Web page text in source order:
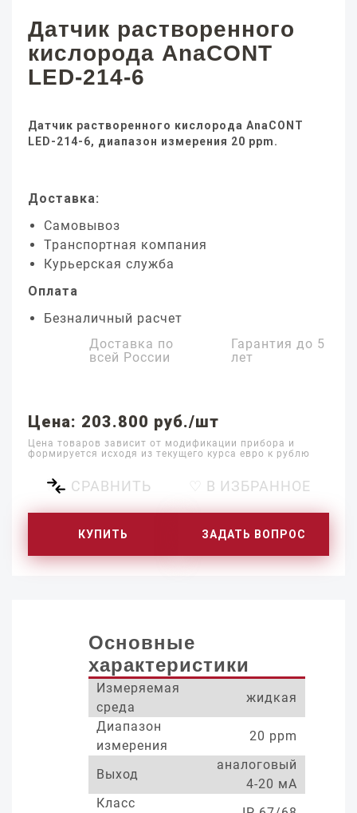
Датчик растворенного
кислорода AnaCONT
LED-214-6
Датчик растворенного кислорода AnaCONT
LED-214-6, диапазон измерения 20 ppm.
Доставка:
Самовывоз
Транспортная компания
Курьерская служба
Оплата
Безналичный расчет
Доставка по
всей России
Гарантия до 5
лет
Цена: 203.800 руб./шт
Цена товаров зависит от модификации прибора и
формируется исходя из текущего курса евро к рублю
СРАВНИТЬ ♡ В ИЗБРАННОЕ
КУПИТЬ ЗАДАТЬ ВОПРОС
Основные
характеристики
Измеряемая
среда
жидкая
Диапазон
измерения
20 ppm
Выход
аналоговый
4-20 мА
Класс